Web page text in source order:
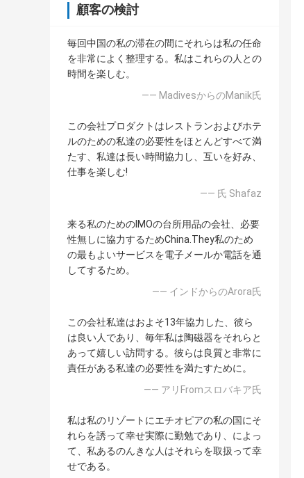
顧客の検討
毎回中国の私の滞在の間にそれらは私の任命
を非常によく整理する。私はこれらの人との
時間を楽しむ。
—— MadivesからのManik氏
この会社プロダクトはレストランおよびホテ
ルのための私達の必要性をほとんどすべて満
たす、私達は長い時間協力し、互いを好み、
仕事を楽しむ!
—— 氏 Shafaz
来る私のためのIMOの台所用品の会社、必要
性無しに協力するためChina.They私のため
の最もよいサービスを電子メールか電話を通
してするため。
—— インドからのArora氏
この会社私達はおよそ13年協力した、彼ら
は良い人であり、毎年私は陶磁器をそれらと
あって嬉しい訪問する。彼らは良質と非常に
責任がある私達の必要性を満たすために。
—— アリFromスロバキア氏
私は私のリゾートにエチオピアの私の国にそ
れらを誘って幸せ実際に勤勉であり、によっ
て、私あるのんきな人はそれらを取扱って幸
せである。